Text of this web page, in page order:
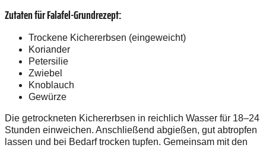
Zutaten für Falafel-Grundrezept:
Trockene Kichererbsen (eingeweicht)
Koriander
Petersilie
Zwiebel
Knoblauch
Gewürze
Die getrockneten Kichererbsen in reichlich Wasser für 18–24
Stunden einweichen. Anschließend abgießen, gut abtropfen
lassen und bei Bedarf trocken tupfen. Gemeinsam mit den